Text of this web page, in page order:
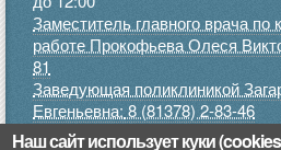
Заместитель главного врача по
работе Прокофьева Олеся
81
Заведующая поликлиникой
Евгеньевна: 8 (81378) 2-83-46
Прием граждан по личным
Наш сайт использует куки